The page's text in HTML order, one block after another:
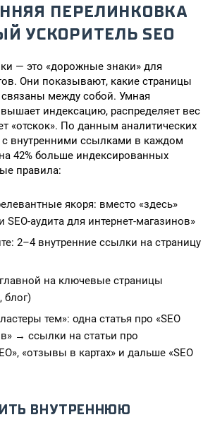
ПЕРЕЛИНКОВКА
УСКОРИТЕЛЬ SEO
— это «дорожные знаки» для
Они показывают, какие страницы
между собой. Умная
индексацию, распределяет вес
«отскок». По данным аналитических
внутренними ссылками в каждом
42% больше индексированных
правила:
якоря: вместо «здесь»
SEO-аудита для интернет-магазинов»
2–4 внутренние ссылки на страницу
на ключевые страницы
блог)
тем»: одна статья про «SEO
→ ссылки на статьи про
«отзывы в картах» и дальше «SEO
ВНУТРЕННЮЮ